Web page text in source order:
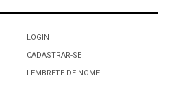
LOGIN
CADASTRAR-SE
LEMBRETE DE NOME